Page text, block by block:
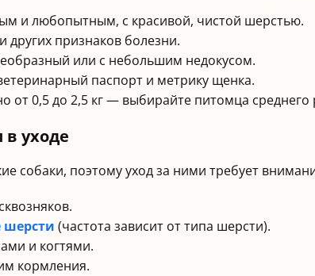
и любопытным, с красивой, чистой шерстью.
других признаков болезни.
или с небольшим недокусом.
паспорт и метрику щенка.
от 0,5 до 2,5 кг — выбирайте питомца
уходе
собаки, поэтому уход за ними требует
шерсти (частота зависит от типа шерсти).
и когтями.
кормления.